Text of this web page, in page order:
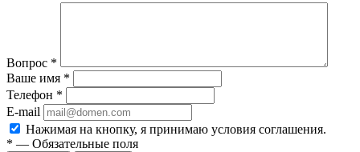
Вопрос *
Ваше имя *
Телефон *
E-mail
Нажимая на кнопку, я принимаю условия соглашения.
* — Обязательные поля